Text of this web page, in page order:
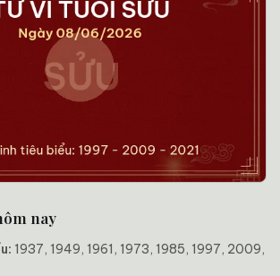
nay
1937, 1949, 1961, 1973, 1985, 1997, 2009,